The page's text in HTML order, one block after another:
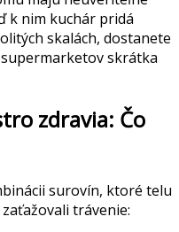
k nim kuchár pridá
skalách, dostanete
skrátka
zdravia: Čo
surovín, ktoré telu
trávenie: